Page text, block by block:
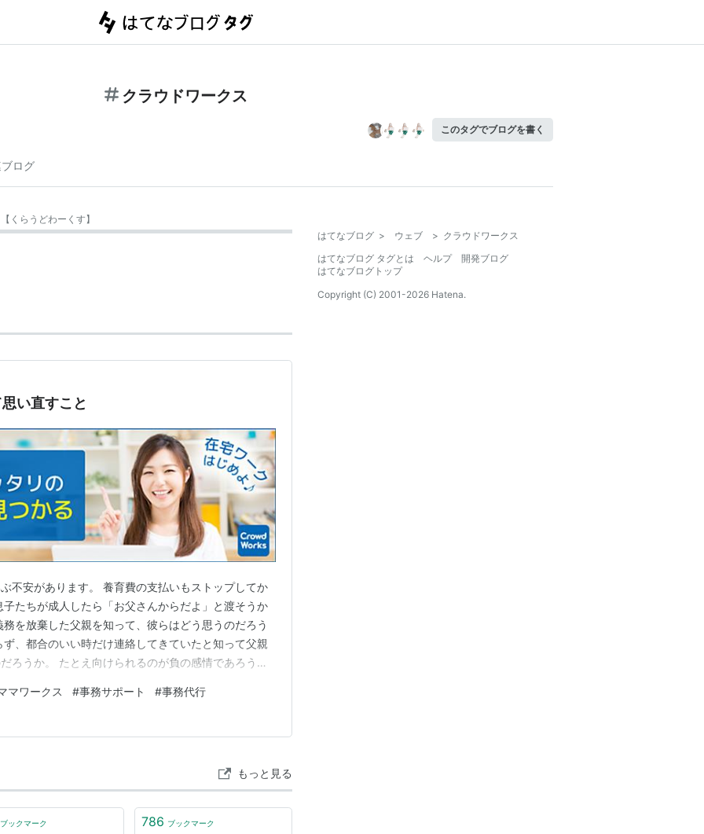
クラウドワークス
このタグでブログを書く
ログ
【 くらうどわーくす】
い直すこと
不安があります。 養育費の支払いもストップしてか
たちが成人したら「お父さんからだよ」と渡そうか
を放棄した父親を知って、彼らはどう思うのだろう
、都合のいい時だけ連絡してきていたと知って父親
ろうか。 たとえ向けられるのが負の感情であろう
のですが、タイトルの「副業」についてです。 私は
マワークス #事務サポート #事務代行
もっと見る
ブックマーク 786 ブックマーク
はてなブログ > ウェブ > クラウドワークス
はてなブログ タグとは
ヘルプ
開発ブログ
はてなブログトップ
Copyright (C) 2001-2026 Hatena.